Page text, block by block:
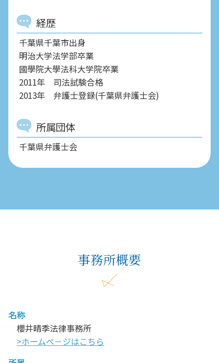
経歴
千葉県千葉市出身
明治大学法学部卒業
國學院大學法科大学院卒業
2011年 司法試験合格
2013年 弁護士登録(千葉県弁護士会)
所属団体
千葉県弁護士会
事務所概要
名称
櫻井晴季法律事務所
>ホームぺ－ジはこちら